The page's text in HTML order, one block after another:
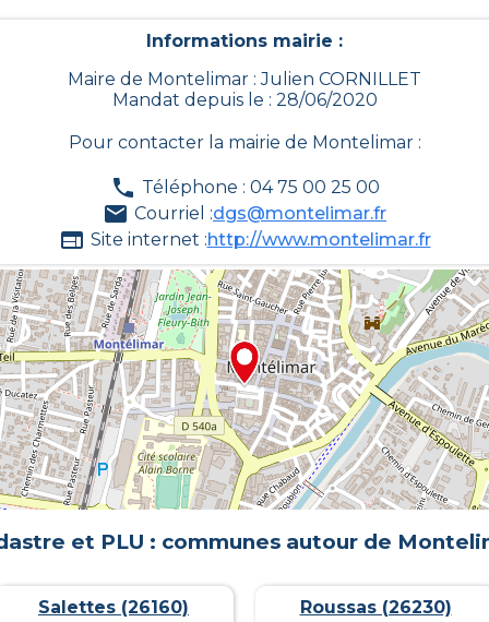
Informations mairie :
Maire de Montelimar : Julien CORNILLET
Mandat depuis le : 28/06/2020
Pour contacter la mairie de Montelimar:
Téléphone : 04 75 00 25 00
Courriel :dgs@montelimar.fr
Site internet :http://www.montelimar.fr
et PLU : communes autour de
Salettes (26160)
Roussas (26230)